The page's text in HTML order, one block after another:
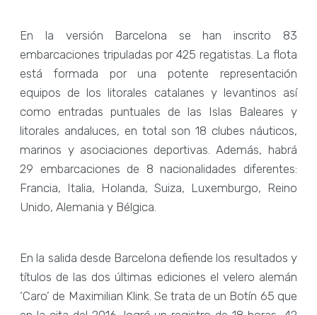
En la versión Barcelona se han inscrito 83
embarcaciones tripuladas por 425 regatistas. La flota
está formada por una potente representación
equipos de los litorales catalanes y levantinos así
como entradas puntuales de las Islas Baleares y
litorales andaluces, en total son 18 clubes náuticos,
marinos y asociaciones deportivas. Además, habrá
29 embarcaciones de 8 nacionalidades diferentes:
Francia, Italia, Holanda, Suiza, Luxemburgo, Reino
Unido, Alemania y Bélgica.
En la salida desde Barcelona defiende los resultados y
títulos de las dos últimas ediciones el velero alemán
‘Caro’ de Maximilian Klink. Se trata de un Botín 65 que